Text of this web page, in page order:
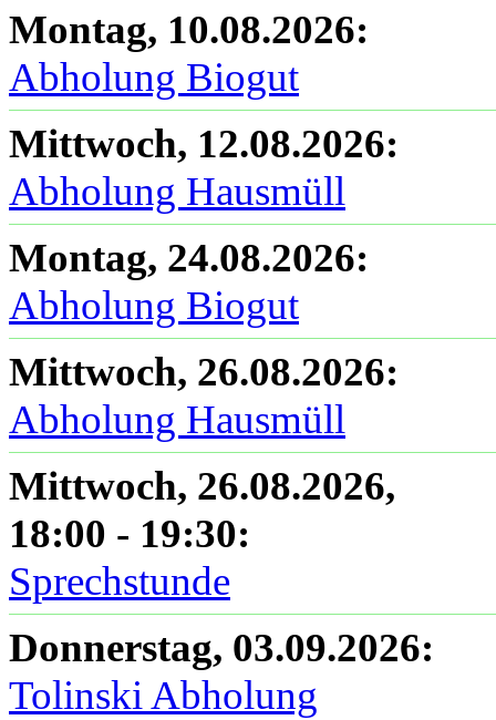
Montag, 10.08.2026:
Abholung Biogut
Mittwoch, 12.08.2026:
Abholung Hausmüll
Montag, 24.08.2026:
Abholung Biogut
Mittwoch, 26.08.2026:
Abholung Hausmüll
Mittwoch, 26.08.2026,
18:00 - 19:30:
Sprechstunde
Donnerstag, 03.09.2026:
Tolinski Abholung